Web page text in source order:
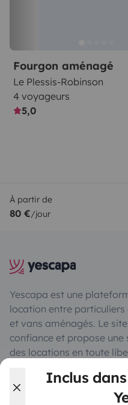
Inclus
Fourgon aménagé
Le Plessis-Robinson
4 voyageurs
5,0
À partir de
80 €/jour
Yescapa est une
location entre
et vans aménagés. Le
confiance et propose
des locations en toute
4.47/5 sur 3224 avis